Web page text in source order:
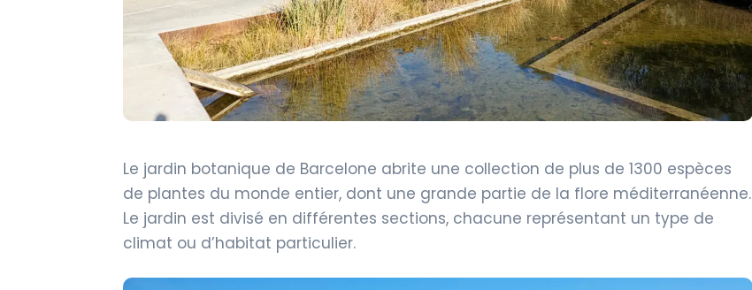
Le jardin botanique de Barcelone abrite une collection de plus de 1300 espèces
de plantes du monde entier, dont une grande partie de la flore méditerranéenne.
Le jardin est divisé en différentes sections, chacune représentant un type de
climat ou d’habitat particulier.